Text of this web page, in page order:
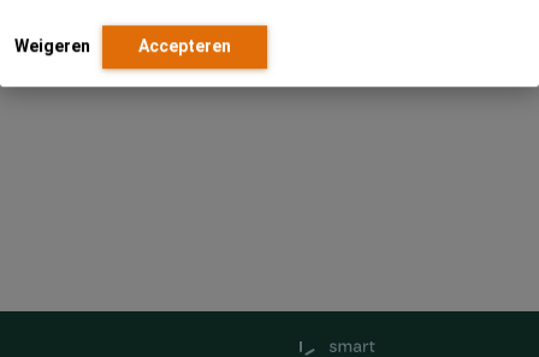
Weigeren Accepteren